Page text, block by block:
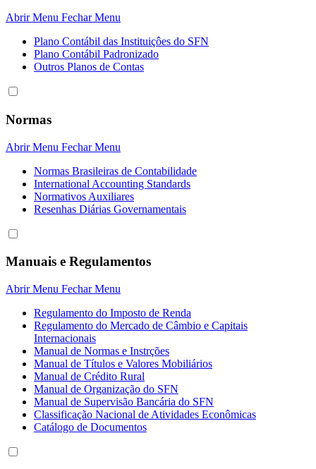
Abrir Menu Fechar Menu
Plano Contábil das Instituiçôes do SFN
Plano Contábil Padronizado
Outros Planos de Contas
Normas
Abrir Menu Fechar Menu
Normas Brasileiras de Contabilidade
International Accounting Standards
Normativos Auxiliares
Resenhas Diárias Governamentais
Manuais e Regulamentos
Abrir Menu Fechar Menu
Regulamento do Imposto de Renda
Regulamento do Mercado de Câmbio e Capitais
Internacionais
Manual de Normas e Instrções
Manual de Títulos e Valores Mobiliários
Manual de Crédito Rural
Manual de Organização do SFN
Manual de Supervisão Bancária do SFN
Classificação Nacional de Atividades Econômicas
Catálogo de Documentos